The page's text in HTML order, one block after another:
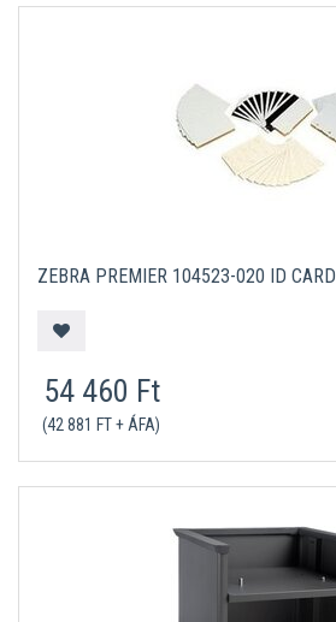
ZEBRA PREMIER 104523-020 ID CARD
54 460 Ft
(42 881 FT + ÁFA)